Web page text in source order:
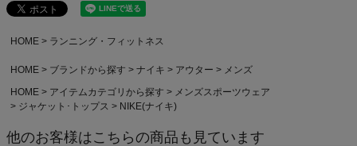
HOME ランニング・フィットネス
HOME ブランドから探す ナイキ アウター
メンズ
HOME
アイテムカテゴリから探す
メンズスポーツウェア
ジャケット･トップス
NIKE(ナイキ)
他のお客様はこちらの商品も見ています